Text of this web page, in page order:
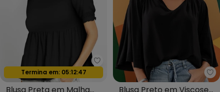
bonprix - Blusa Preta em
Oferta relâmpago
Termina em: 05:12:44